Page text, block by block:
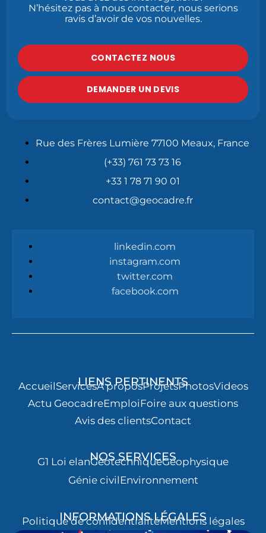
N’hésitez pas à nous contacter, nous serions
ravis d’avoir de vos nouvelles.
CONTACTEZ NOUS
DEMANDER UN DEVIS
Rue des Frères Lumière 77100 Meaux, France
(+33) 761 73 73 16
+33 1 78 71 90 01
contact@geocadre.fr
linkedin.com
instagram.com
twitter.com
facebook.com
LIENS PERTINENTS
AccueilServicesÀ proposProjetsPhotosVideos
Actu GeocadreEmploi Foire aux questions
Avis des clientsContact
NOS SERVICES
G1 Loi elanGéotechniqueGéophysique
Génie civil Environnement
INFORMATIONS LÉGALES
Politique de confidentialitéMentions légales